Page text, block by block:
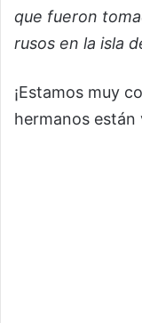
que fueron
rusos en la isla
¡Estamos muy
hermanos están